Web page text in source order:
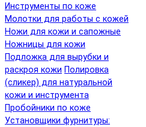
Инструменты по коже
Молотки для работы с кожей
Ножи для кожи и сапожные
Ножницы для кожи
Подложка для вырубки и
раскроя кожи Полировка
(сликер) для натуральной
кожи и инструмента
Пробойники по коже
Установщики фурнитуры: